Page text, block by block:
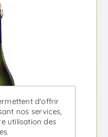
d'offrir
nos services,
utilisation des